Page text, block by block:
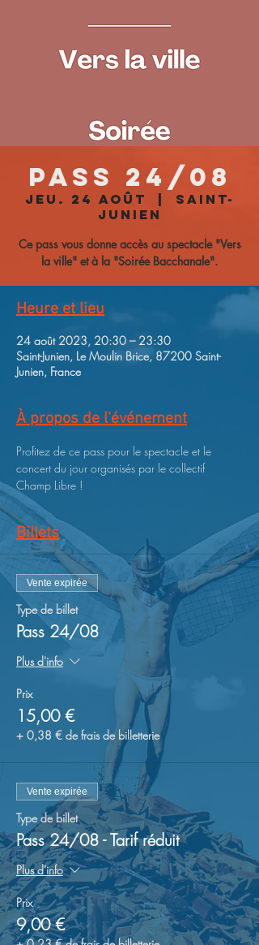
Pass 24/08
jeu. 24 août
Saint-
Junien
Ce pass vous donne accès au spectacle "Vers
la ville" et à la "Soirée Bacchanale".
Heure et lieu
24 août 2023, 20:30 – 23:30
Saint-Junien, Le Moulin Brice, 87200 Saint-
Junien, France
À propos de l'événement
Profitez de ce pass pour le spectacle et le
concert du jour organisés par le collectif
Champ Libre !
Billets
Vente expirée
Type de billet
Pass 24/08
Plus d'info
Prix
15,00 €
+ 0,38 € de frais de billetterie
Vente expirée
Type de billet
Pass 24/08 - Tarif réduit
Plus d'info
Prix
9,00 €